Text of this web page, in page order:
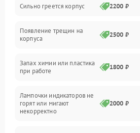
Неисправность программного
Проблемы с сигналом
Батарея
Сильно греется корпус 2200 ₽
Появление трещин на
корпуса
2500 ₽
Запах химии или пластика
при работе
1800 ₽
Лампочки индикаторов не
горят или мигают
некорректно
2000 ₽